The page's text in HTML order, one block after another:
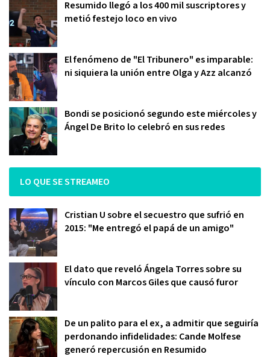
Resumido llegó a los 400 mil suscriptores y
metió festejo loco en vivo
El fenómeno de "El Tribunero" es imparable:
ni siquiera la unión entre Olga y Azz alcanzó
Bondi se posicionó segundo este miércoles y
Ángel De Brito lo celebró en sus redes
LO QUE SE STREAMEO
Cristian U sobre el secuestro que sufrió en
2015: "Me entregó el papá de un amigo"
El dato que reveló Ángela Torres sobre su
vínculo con Marcos Giles que causó furor
De un palito para el ex, a admitir que seguiría
perdonando infidelidades: Cande Molfese
generó repercusión en Resumido